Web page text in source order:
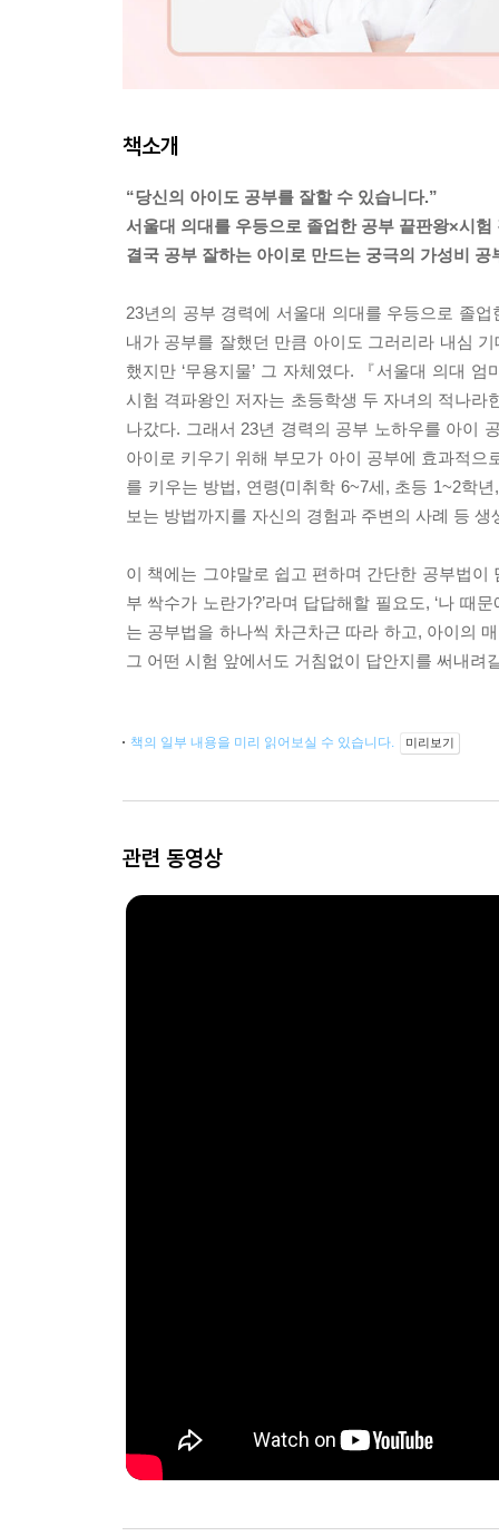
책소개
“당신의 아이도 공부를 잘할 수 있습니다.”
서울대 의대를 우등으로 졸업한 공부 끝판왕×시
결국 공부 잘하는 아이로 만드는 궁극의 가성비 공
23년의 공부 경력에 서울대 의대를 우등으로 졸업
내가 공부를 잘했던 만큼 아이도 그러리라 내심
했지만 ‘무용지물’ 그 자체였다. 『서울대 의대
시험 격파왕인 저자는 초등학생 두 자녀의 적나
나갔다. 그래서 23년 경력의 공부 노하우를 아이
아이로 키우기 위해 부모가 아이 공부에 효과적
를 키우는 방법, 연령(미취학 6~7세, 초등 1~2학
보는 방법까지를 자신의 경험과 주변의 사례 등
이 책에는 그야말로 쉽고 편하며 간단한 공부법이
부 싹수가 노란가?’라며 답답해할 필요도, ‘나 때
는 공부법을 하나씩 차근차근 따라 하고, 아이의
그 어떤 시험 앞에서도 거침없이 답안지를 써내려
책의 일부 내용을 미리 읽어보실 수 있습니다. 미리보기
관련 동영상